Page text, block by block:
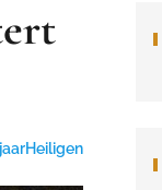
Heiligen